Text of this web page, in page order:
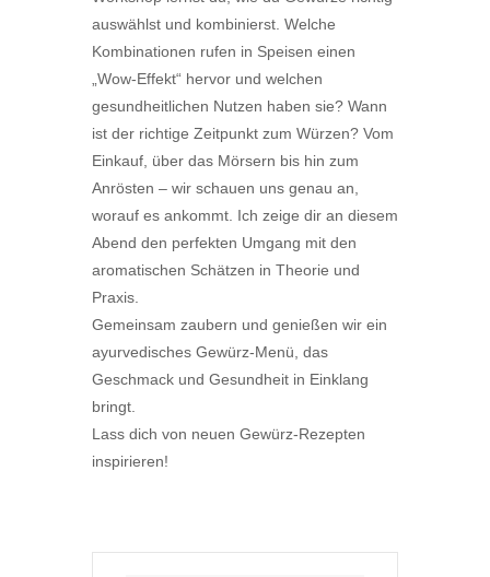
auswählst und kombinierst. Welche
Kombinationen rufen in Speisen einen
„Wow-Effekt“ hervor und welchen
gesundheitlichen Nutzen haben sie? Wann
ist der richtige Zeitpunkt zum Würzen? Vom
Einkauf, über das Mörsern bis hin zum
Anrösten – wir schauen uns genau an,
worauf es ankommt. Ich zeige dir an diesem
Abend den perfekten Umgang mit den
aromatischen Schätzen in Theorie und
Praxis.
Gemeinsam zaubern und genießen wir ein
ayurvedisches Gewürz-Menü, das
Geschmack und Gesundheit in Einklang
bringt.
Lass dich von neuen Gewürz-Rezepten
inspirieren!